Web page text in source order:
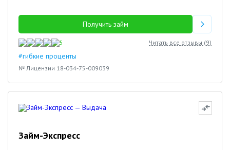
Получить займ
5 Читать все отзывы (9)
#гибкие проценты
№ Лицензии 18-034-75-009039
Займ-Экспресс